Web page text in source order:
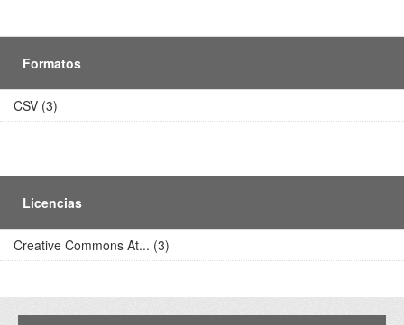
Formatos
CSV (3)
Licencias
Creative Commons At... (3)